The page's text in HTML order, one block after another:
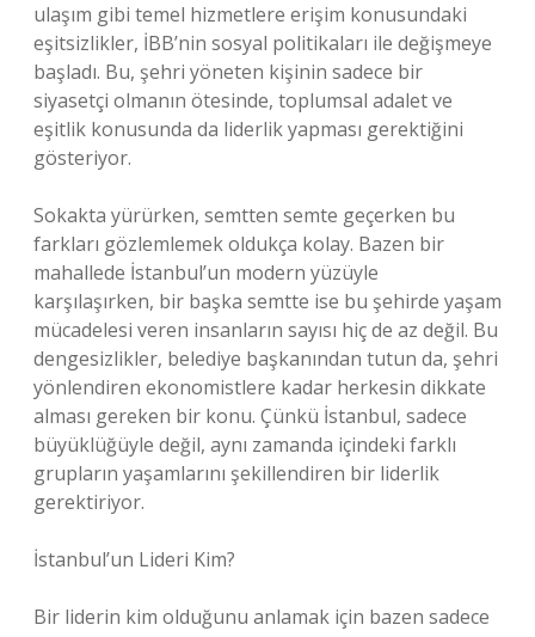
ulaşım gibi temel hizmetlere erişim konusundaki
eşitsizlikler, İBB’nin sosyal politikaları ile değişmeye
başladı. Bu, şehri yöneten kişinin sadece bir
siyasetçi olmanın ötesinde, toplumsal adalet ve
eşitlik konusunda da liderlik yapması gerektiğini
gösteriyor.
Sokakta yürürken, semtten semte geçerken bu
farkları gözlemlemek oldukça kolay. Bazen bir
mahallede İstanbul’un modern yüzüyle
karşılaşırken, bir başka semtte ise bu şehirde yaşam
mücadelesi veren insanların sayısı hiç de az değil. Bu
dengesizlikler, belediye başkanından tutun da, şehri
yönlendiren ekonomistlere kadar herkesin dikkate
alması gereken bir konu. Çünkü İstanbul, sadece
büyüklüğüyle değil, aynı zamanda içindeki farklı
grupların yaşamlarını şekillendiren bir liderlik
gerektiriyor.
İstanbul’un Lideri Kim?
Bir liderin kim olduğunu anlamak için bazen sadece